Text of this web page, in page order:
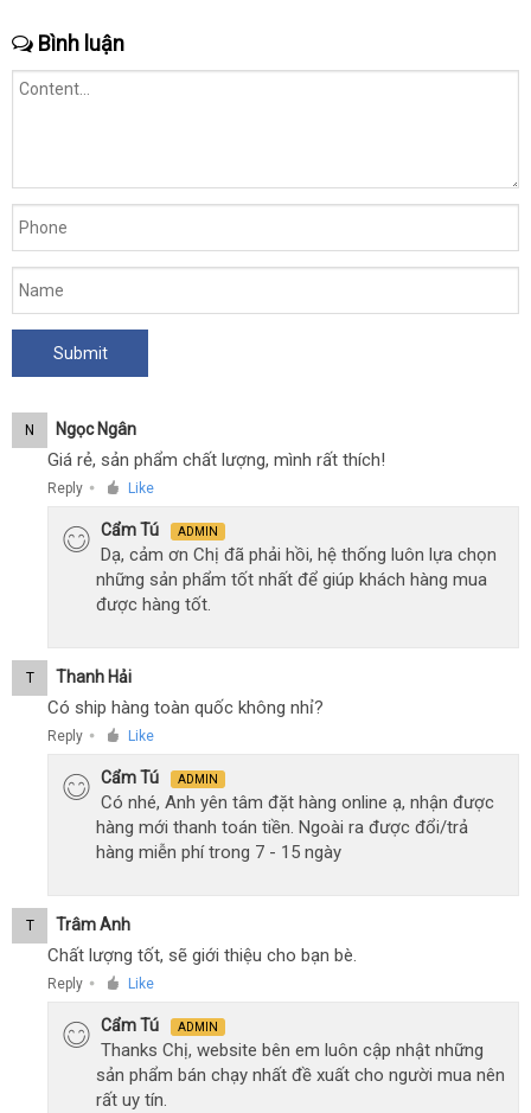
Bình luận
N Ngọc Ngân
Giá rẻ, sản phẩm chất lượng, mình rất thích!
Reply ● Like
Cẩm Tú ADMIN
Dạ, cảm ơn Chị đã phải hồi, hệ thống luôn lựa chọn
những sản phẩm tốt nhất để giúp khách hàng mua
được hàng tốt.
T Thanh Hải
Có ship hàng toàn quốc không nhỉ?
Reply ● Like
Cẩm Tú ADMIN
Có nhé, Anh yên tâm đặt hàng online ạ, nhận được
hàng mới thanh toán tiền. Ngoài ra được đổi/trả
hàng miễn phí trong 7 - 15 ngày
T Trâm Anh
Chất lượng tốt, sẽ giới thiệu cho bạn bè.
Reply ● Like
Cẩm Tú ADMIN
Thanks Chị, website bên em luôn cập nhật những
sản phẩm bán chạy nhất đề xuất cho người mua nên
rất uy tín.